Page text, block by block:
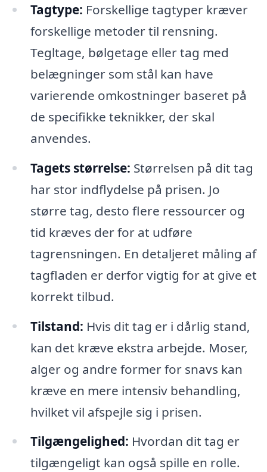
Tagtype: Forskellige tagtyper kræver
forskellige metoder til rensning.
Tegltage, bølgetage eller tag med
belægninger som stål kan have
varierende omkostninger baseret på
de specifikke teknikker, der skal
anvendes.
Tagets størrelse: Størrelsen på dit tag
har stor indflydelse på prisen. Jo
større tag, desto flere ressourcer og
tid kræves der for at udføre
tagrensningen. En detaljeret måling af
tagfladen er derfor vigtig for at give et
korrekt tilbud.
Tilstand: Hvis dit tag er i dårlig stand,
kan det kræve ekstra arbejde. Moser,
alger og andre former for snavs kan
kræve en mere intensiv behandling,
hvilket vil afspejle sig i prisen.
Tilgængelighed: Hvordan dit tag er
tilgængeligt kan også spille en rolle.